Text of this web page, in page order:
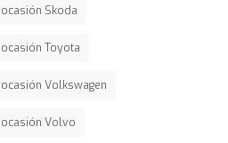
Skoda
Toyota
Volkswagen
Volvo